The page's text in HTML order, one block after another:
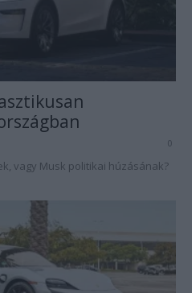
0
vagy Musk politikai húzásának?